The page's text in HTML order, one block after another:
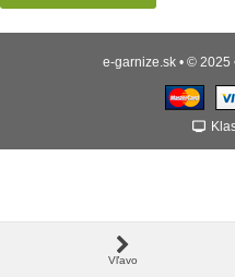
e-garnize.sk • © 2025
Vľavo